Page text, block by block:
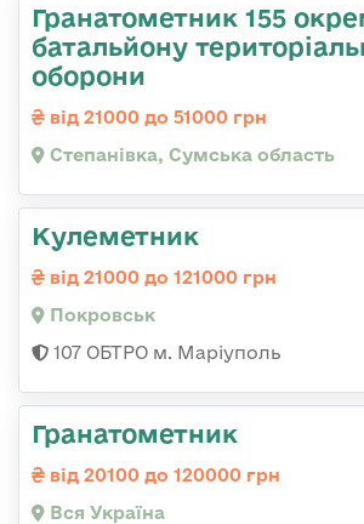
Гранатометник 155
батальйону
оборони
від 21000 до 51000 грн
Степанівка, Сумська область
Кулеметник
від 21000 до 121000 грн
Покровськ
107 ОБТРО м. Маріуполь
Гранатометник
від 20100 до 120000 грн
Вся Україна